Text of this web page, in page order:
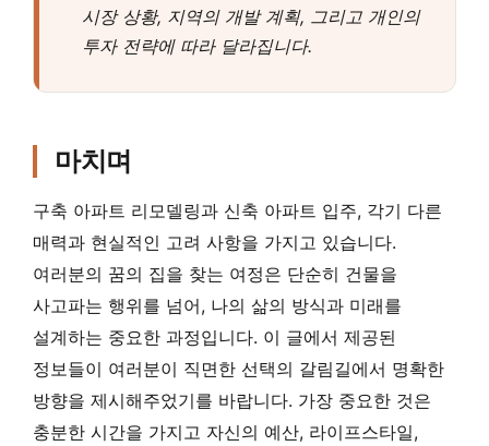
시장 상황, 지역의 개발 계획, 그리고 개인의
투자 전략에 따라 달라집니다.
마치며
구축 아파트 리모델링과 신축 아파트 입주, 각기 다른
매력과 현실적인 고려 사항을 가지고 있습니다.
여러분의 꿈의 집을 찾는 여정은 단순히 건물을
사고파는 행위를 넘어, 나의 삶의 방식과 미래를
설계하는 중요한 과정입니다. 이 글에서 제공된
정보들이 여러분이 직면한 선택의 갈림길에서 명확한
방향을 제시해주었기를 바랍니다. 가장 중요한 것은
충분한 시간을 가지고 자신의 예산, 라이프스타일,